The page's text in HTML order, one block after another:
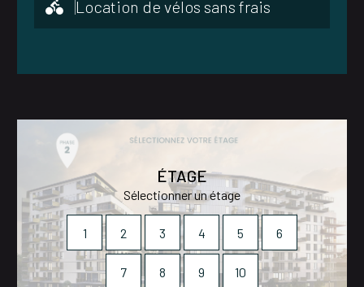
Location de vélos sans frais
ÉTAGE
Sélectionner un étage
1 2 3 4 5 6
7 8 9 10